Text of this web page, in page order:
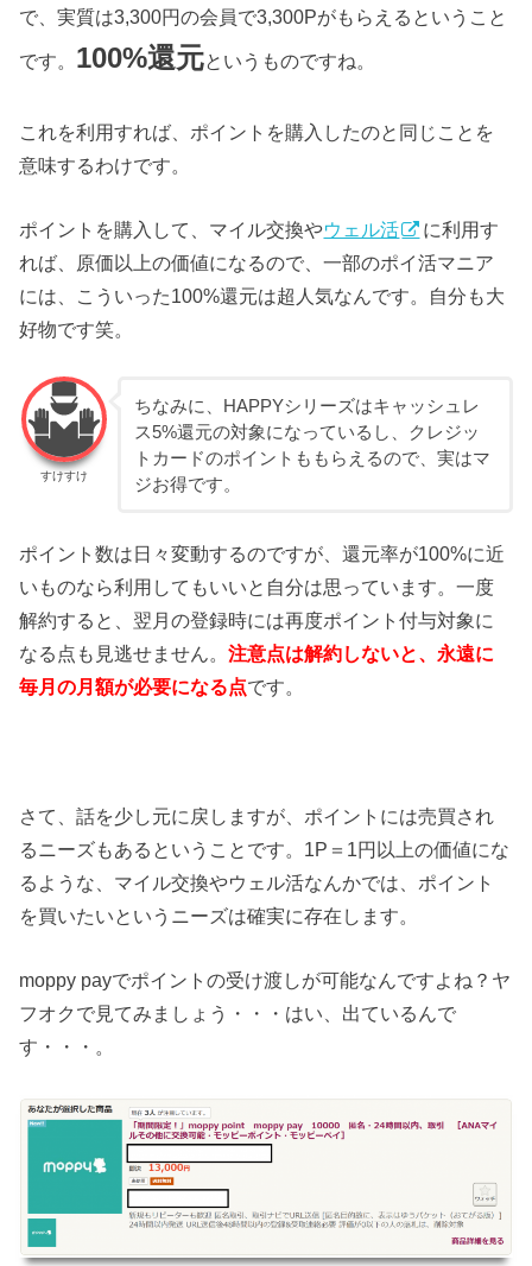
で、実質は3,300円の会員で3,300Pがもらえるということ
です。 100%還元というものですね。
これを利用すれば、ポイントを購入したのと同じことを
意味するわけです。
ポイントを購入して、マイル交換やウェル活
に利用す
れば、原価以上の価値になるので、一部のポイ活マニア
には、こういった100%還元は超人気なんです。自分も大
好物です笑。
すけすけ
ちなみに、HAPPYシリーズはキャッシュレ
ス5%還元の対象になっているし、クレジッ
トカードのポイントももらえるので、実はマ
ジお得です。
ポイント数は日々変動するのですが、還元率が100%に近
いものなら利用してもいいと自分は思っています。一度
解約すると、翌月の登録時には再度ポイント付与対象に
なる点も見逃せません。注意点は解約しないと、永遠に
毎月の月額が必要になる点です。
さて、話を少し元に戻しますが、ポイントには売買され
るニーズもあるということです。1P＝1円以上の価値にな
るような、マイル交換やウェル活なんかでは、ポイント
を買いたいというニーズは確実に存在します。
moppy payでポイントの受け渡しが可能なんですよね？ヤ
フオクで見てみましょう・・・はい、出ているんで
す・・・。